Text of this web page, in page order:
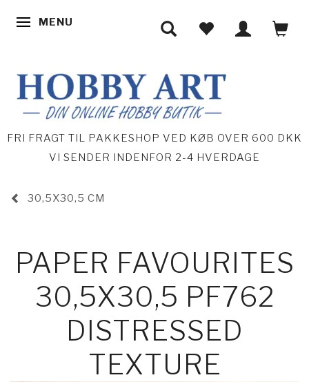
SKIFTE NAVIGATION
MENU
FRI FRAGT TIL PAKKESHOP VED KØB OVER 600 DKK
VI SENDER INDENFOR 2-4 HVERDAGE
30,5X30,5 CM
PAPER FAVOURITES
30,5X30,5 PF762
DISTRESSED
TEXTURE